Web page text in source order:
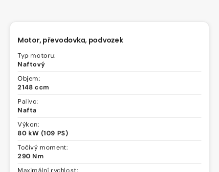
Motor, převodovka, podvozek
Typ motoru:
Naftový
Objem:
2148 ccm
Palivo:
Nafta
Výkon:
80 kW (109 PS)
Točivý moment:
290 Nm